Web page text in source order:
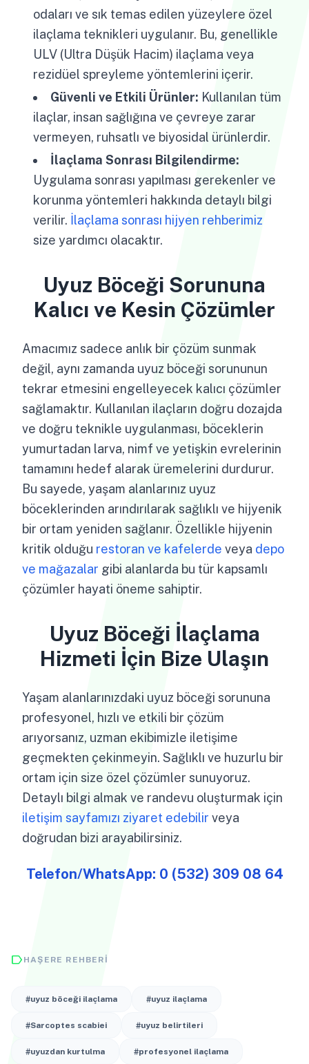
odaları ve sık temas edilen yüzeylere özel
ilaçlama teknikleri uygulanır. Bu, genellikle
ULV (Ultra Düşük Hacim) ilaçlama veya
rezidüel spreyleme yöntemlerini içerir.
Güvenli ve Etkili Ürünler: Kullanılan tüm
ilaçlar, insan sağlığına ve çevreye zarar
vermeyen, ruhsatlı ve biyosidal ürünlerdir.
İlaçlama Sonrası Bilgilendirme:
Uygulama sonrası yapılması gerekenler ve
korunma yöntemleri hakkında detaylı bilgi
verilir. İlaçlama sonrası hijyen rehberimiz
size yardımcı olacaktır.
Uyuz Böceği Sorununa
Kalıcı ve Kesin Çözümler
Amacımız sadece anlık bir çözüm sunmak
değil, aynı zamanda uyuz böceği sorununun
tekrar etmesini engelleyecek kalıcı çözümler
sağlamaktır. Kullanılan ilaçların doğru dozajda
ve doğru teknikle uygulanması, böceklerin
yumurtadan larva, nimf ve yetişkin evrelerinin
tamamını hedef alarak üremelerini durdurur.
Bu sayede, yaşam alanlarınız uyuz
böceklerinden arındırılarak sağlıklı ve hijyenik
bir ortam yeniden sağlanır. Özellikle hijyenin
kritik olduğu restoran ve kafelerde veya depo
ve mağazalar gibi alanlarda bu tür kapsamlı
çözümler hayati öneme sahiptir.
Uyuz Böceği İlaçlama
Hizmeti İçin Bize Ulaşın
Yaşam alanlarınızdaki uyuz böceği sorununa
profesyonel, hızlı ve etkili bir çözüm
arıyorsanız, uzman ekibimizle iletişime
geçmekten çekinmeyin. Sağlıklı ve huzurlu bir
ortam için size özel çözümler sunuyoruz.
Detaylı bilgi almak ve randevu oluşturmak için
iletişim sayfamızı ziyaret edebilir veya
doğrudan bizi arayabilirsiniz.
Telefon/WhatsApp: 0 (532) 309 08 64
label HAŞERE REHBERI
#uyuz böceği ilaçlama #uyuz ilaçlama
#Sarcoptes scabiei #uyuz belirtileri
#uyuzdan kurtulma #profesyonel ilaçlama